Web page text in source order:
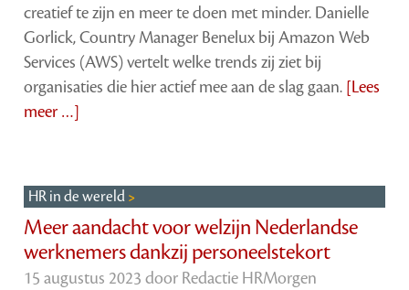
creatief te zijn en meer te doen met minder. Danielle
Gorlick, Country Manager Benelux bij Amazon Web
Services (AWS) vertelt welke trends zij ziet bij
organisaties die hier actief mee aan de slag gaan. [Lees
meer …]
HR in de wereld
Meer aandacht voor welzijn Nederlandse
werknemers dankzij personeelstekort
15 augustus 2023 door Redactie HRMorgen